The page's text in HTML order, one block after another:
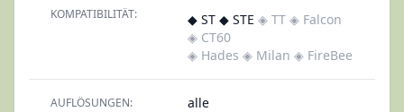
KOMPATIBILITÄT: ◆ ST ◆ STE ◈ TT ◈ Falcon
◈ CT60
◈ Hades ◈ Milan ◈ FireBee
AUFLÖSUNGEN: alle